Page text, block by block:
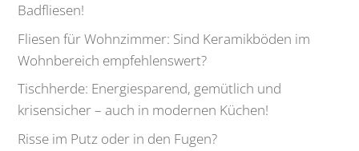
Badfliesen!
Fliesen für Wohnzimmer: Sind Keramikböden im
Wohnbereich empfehlenswert?
Tischherde: Energiesparend, gemütlich und
krisensicher – auch in modernen Küchen!
Risse im Putz oder in den Fugen?